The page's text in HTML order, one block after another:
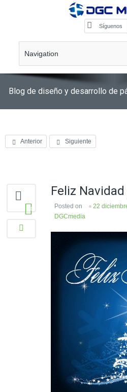
Síguenos
Navigation
Blog de diseño y desarrollo de
Anterior Siguiente
0
Feliz
Posted on 22
DGCmedia